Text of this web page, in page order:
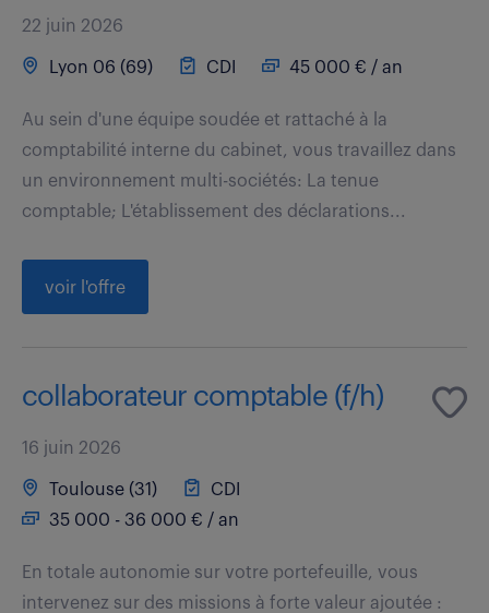
22 juin 2026
Lyon 06 (69) CDI 45 000 € / an
Au sein d'une équipe soudée et rattaché à la
comptabilité interne du cabinet, vous travaillez dans
un environnement multi-sociétés: La tenue
comptable; L'établissement des déclarations...
voir l'offre
collaborateur comptable (f/h)
16 juin 2026
Toulouse (31)
CDI
35 000 - 36 000 € / an
En totale autonomie sur votre portefeuille, vous
intervenez sur des missions à forte valeur ajoutée :